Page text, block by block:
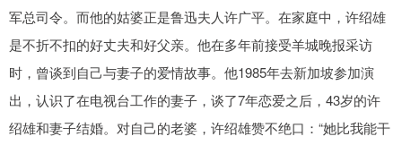
军总司令。而他的姑婆正是鲁迅夫人许广平。在家庭中，许绍雄
是不折不扣的好丈夫和好父亲。他在多年前接受羊城晚报采访
时，曾谈到自己与妻子的爱情故事。他1985年去新加坡参加演
出，认识了在电视台工作的妻子，谈了7年恋爱之后，43岁的许
绍雄和妻子结婚。对自己的老婆，许绍雄赞不绝口：“她比我能干